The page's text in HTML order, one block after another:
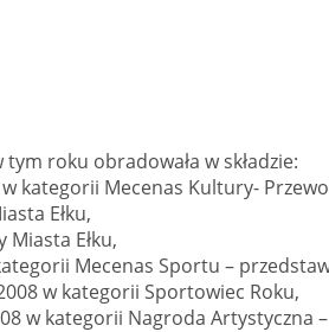
roku obradowała w składzie:
kategorii Mecenas Kultury-
Ełku,
Miasta Ełku,
Mecenas Sportu –
w kategorii Sportowiec Roku,
w kategorii Nagroda Artystyczna